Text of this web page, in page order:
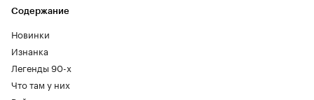
Содержание
Новинки
Изнанка
Легенды 90-х
Что там у них